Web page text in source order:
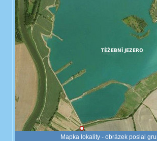
Mapka lokality - obrázek poslal